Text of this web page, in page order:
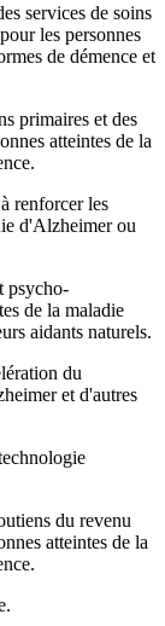
services de soins
les personnes
de démence et
primaires et des
atteintes de la
renforcer les
d'Alzheimer ou
psycho-
de la maladie
aidants naturels.
du
et d'autres
du revenu
atteintes de la